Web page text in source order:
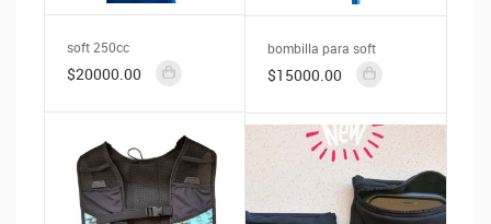
soft 250cc
$20000.00
bombilla para soft
$15000.00